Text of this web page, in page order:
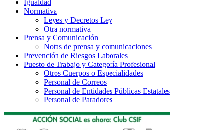
Igualdad
Normativa
Leyes y Decretos Ley
Otra normativa
Prensa y Comunicación
Notas de prensa y comunicaciones
Prevención de Riesgos Laborales
Puesto de Trabajo y Categoría Profesional
Otros Cuerpos o Especialidades
Personal de Correos
Personal de Entidades Públicas Estatales
Personal de Paradores